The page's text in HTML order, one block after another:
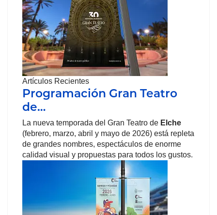
Artículos Recientes
Programación Gran Teatro
de…
La nueva temporada del Gran Teatro de Elche
(febrero, marzo, abril y mayo de 2026) está repleta
de grandes nombres, espectáculos de enorme
calidad visual y propuestas para todos los gustos.